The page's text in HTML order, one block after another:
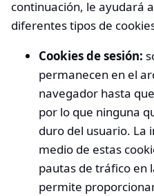
continuación, le ayudará
diferentes tipos de
Cookies de sesión:
permanecen en el
navegador hasta
por lo que ninguna
duro del usuario. La
medio de estas
pautas de tráfico en
permite